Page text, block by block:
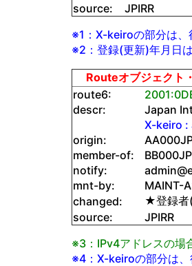
source:
JPIRR
※1：X-keiroの部分は、
※2：登録(更新)年月日
Routeオブジェクト
route6:
descr:
Japan
X-keiro
origin:
member-of:
BB000JP
notify:
mnt-by:
MAINT-
changed:
★登録者
source:
JPIRR
※3：IPv4アドレスの場
※4：X-keiroの部分は、